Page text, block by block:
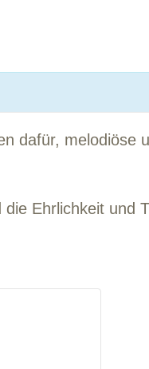
dafür, melodiöse
Ehrlichkeit und